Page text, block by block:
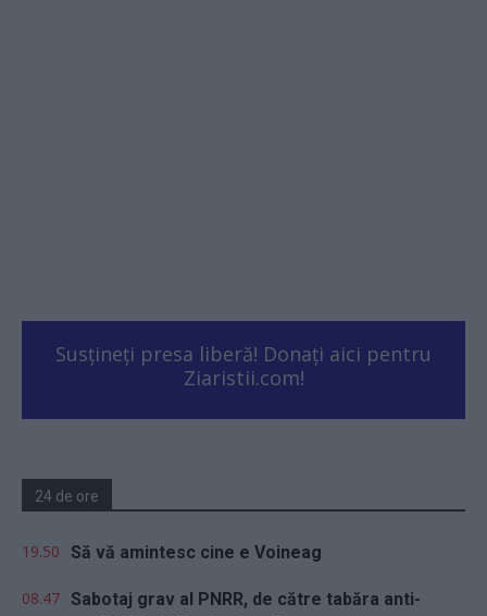
Susțineți presa liberă! Donați aici pentru
Ziaristii.com!
24 de ore
19.50 Să vă amintesc cine e Voineag
08.47 Sabotaj grav al PNRR, de către tabăra anti-